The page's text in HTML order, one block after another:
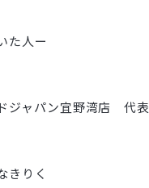
た人ー
ジャパン宜野湾店 代表
きりく